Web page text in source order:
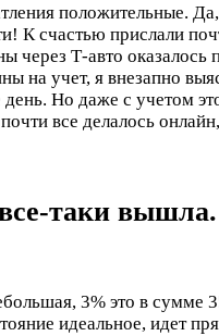
положительные.
К счастью прислали
через Т-авто
на учет, я внезапно
Но даже с учетом
все делалось
таки вышла.
3% это в сумме
идеальное, идет